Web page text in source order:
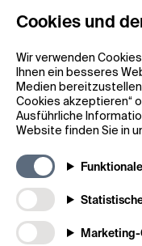
Cookies und
Wir verwenden
Ihnen ein besseres
Medien
Cookies akzeptieren“
Ausführliche
Website finden Sie in
Marketing-